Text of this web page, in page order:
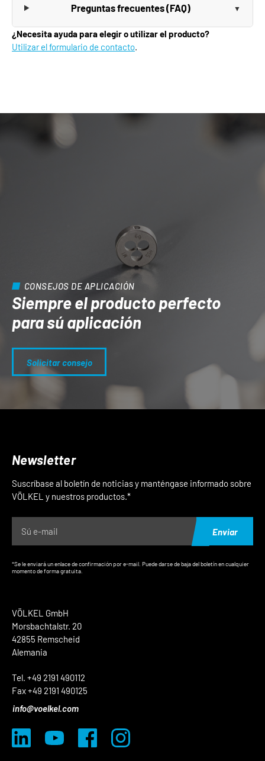
Preguntas frecuentes (FAQ)
¿Necesita ayuda para elegir o utilizar el producto?
Utilizar el formulario de contacto.
CONSEJOS DE APLICACIÓN
Siempre el producto perfecto
para sú aplicación
Solicitar consejo
VÖLKEL GmbH
Morsbachtalstr. 20
42855 Remscheid
Alemania
Tel. +49 2191 490112
Fax +49 2191 490125
info@voelkel.com
Newsletter
Suscríbase al boletín de noticias y manténgase informado sobre
VÖLKEL y nuestros productos.*
Enviar
*Se le enviará un enlace de confirmación por e-mail. Puede darse de baja del boletín en cualquier
momento de forma gratuita.